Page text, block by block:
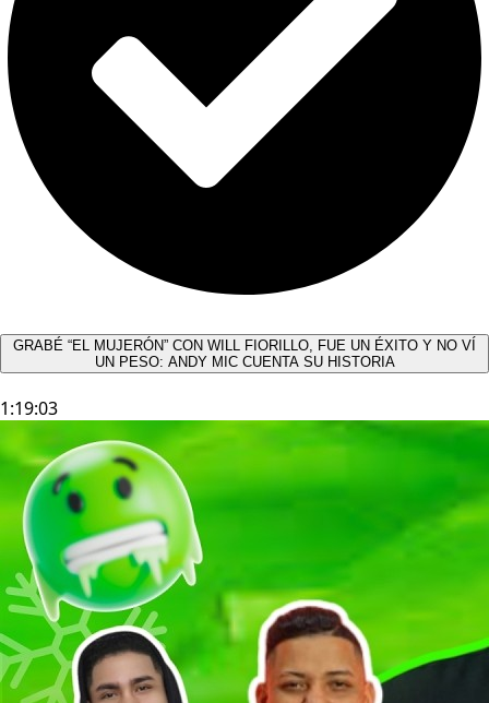
GRABÉ “EL MUJERÓN” CON WILL FIORILLO, FUE UN ÉXITO Y NO VÍ
UN PESO: ANDY MIC CUENTA SU HISTORIA
1:19:03